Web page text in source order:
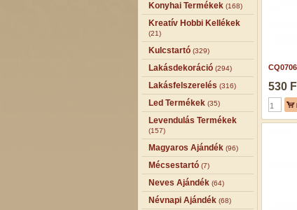
Konyhai Termékek (168)
Kreatív Hobbi Kellékek
(21)
Kulcstartó (329)
Lakásdekoráció (294)
Lakásfelszerelés (316)
Led Termékek (35)
Levendulás Termékek
(157)
Magyaros Ajándék (96)
Mécsestartó (7)
Neves Ajándék (64)
Névnapi Ajándék (68)
530